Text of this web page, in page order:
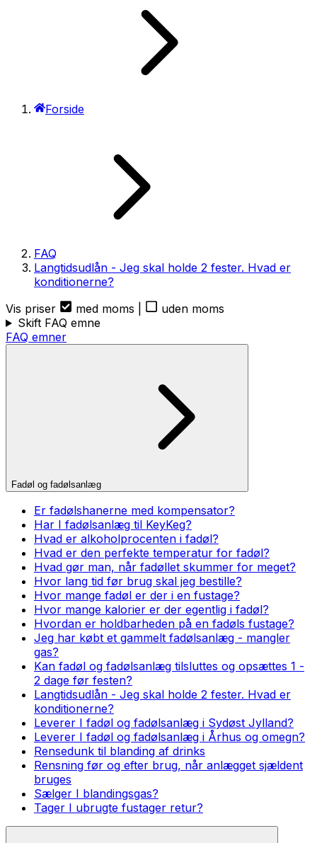
Forside
FAQ
Langtidsudlån - Jeg skal holde 2 fester. Hvad er
konditionerne?
Vis priser
med moms
uden moms
Skift FAQ emne
FAQ emner
Fadøl og fadølsanlæg
Er fadølshanerne med kompensator?
Har I fadølsanlæg til KeyKeg?
Hvad er alkoholprocenten i fadøl?
Hvad er den perfekte temperatur for fadøl?
Hvad gør man, når fadøllet skummer for meget?
Hvor lang tid før brug skal jeg bestille?
Hvor mange fadøl er der i en fustage?
Hvor mange kalorier er der egentlig i fadøl?
Hvordan er holdbarheden på en fadøls fustage?
Jeg har købt et gammelt fadølsanlæg - mangler
gas?
Kan fadøl og fadølsanlæg tilsluttes og opsættes 1 -
2 dage før festen?
Langtidsudlån - Jeg skal holde 2 fester. Hvad er
konditionerne?
Leverer I fadøl og fadølsanlæg i Sydøst Jylland?
Leverer I fadøl og fadølsanlæg i Århus og omegn?
Rensedunk til blanding af drinks
Rensning før og efter brug, når anlægget sjældent
bruges
Sælger I blandingsgas?
Tager I ubrugte fustager retur?